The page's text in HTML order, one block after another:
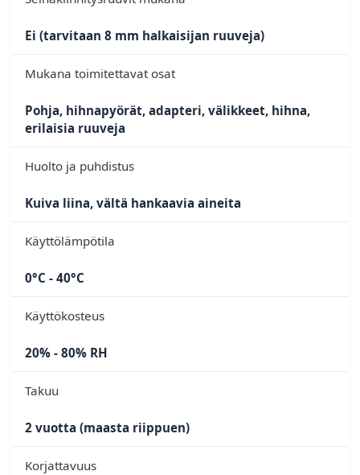
Ei (tarvitaan 8 mm halkaisijan ruuveja)
Mukana toimitettavat osat
Pohja, hihnapyörät, adapteri, välikkeet, hihna,
erilaisia ruuveja
Huolto ja puhdistus
Kuiva liina, vältä hankaavia aineita
Käyttölämpötila
0°C - 40°C
Käyttökosteus
20% - 80% RH
Takuu
2 vuotta (maasta riippuen)
Korjattavuus